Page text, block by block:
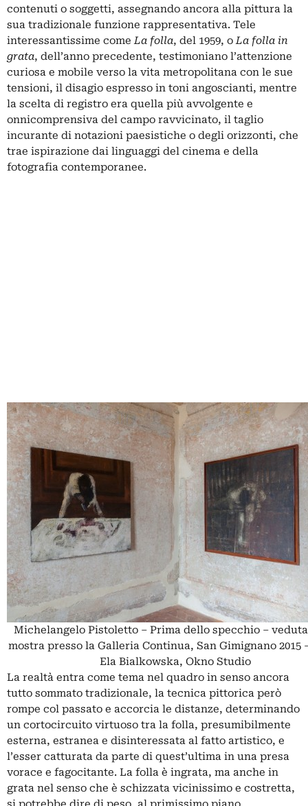
contenuti o soggetti, assegnando ancora alla pittura la
sua tradizionale funzione rappresentativa. Tele
interessantissime comeLa folla, del 1959, oLa folla in
grata, dell’anno precedente, testimoniano l’attenzione
curiosa e mobile verso la vita metropolitana con le sue
tensioni, il disagio espresso in toni angoscianti, mentre
la scelta di registro era quella più avvolgente e
onnicomprensiva del campo ravvicinato, il taglio
incurante di notazioni paesistiche o degli orizzonti, che
trae ispirazione dai linguaggi del cinema e della
fotografia contemporanee.
Michelangelo Pistoletto – Prima dello specchio –
mostra presso la Galleria Continua, San Gimignano 2015
Ela Bialkowska, Okno Studio
La realtà entra come tema nel quadro in senso ancora
tutto sommato tradizionale, la tecnica pittorica però
rompe col passato e accorcia le distanze, determinando
un cortocircuito virtuoso tra la folla, presumibilmente
esterna, estranea e disinteressata al fatto artistico, e
l’esser catturata da parte di quest’ultima in una presa
vorace e fagocitante. La folla è ingrata, ma anche in
grata nel senso che è schizzata vicinissimo e costretta,